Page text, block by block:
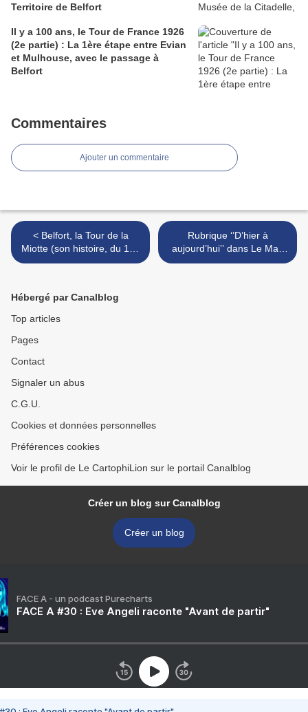
Territoire de Belfort
Il y a 100 ans, le Tour de France 1926
(2e partie) : La 1ère étape entre Evian
et Mulhouse, avec le passage à
Belfort
Commentaires
Ajouter un commentaire
< Belfort, la Tour de la
Miotte (son histoire, du 15e
siècle à sa dernière
Rubrique ‘’D’hier à
aujourd’hui’’ dans Le Mag
ER : Réchésy (90) >
Hébergé par Canalblog
Top articles
Pages
Contact
Signaler un abus
C.G.U.
Cookies et données personnelles
Préférences cookies
Voir le profil de Le CartophiLion sur le portail Canalblog
Créer un blog sur Canalblog
Créer un blog
FACE A - un podcast Purecharts
FACE A #30 : Eve Angeli raconte "Avant de partir"